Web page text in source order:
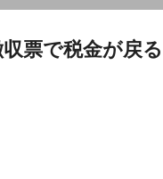
票で税金が戻